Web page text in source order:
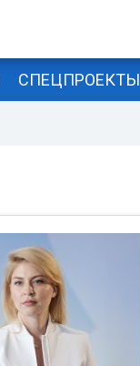
СПЕЦПРОЕКТЫ